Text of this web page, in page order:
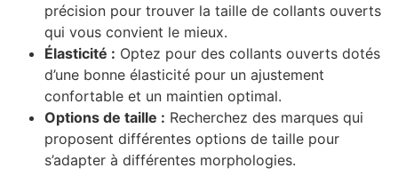
précision pour trouver la taille de collants ouverts
qui vous convient le mieux.
Élasticité : Optez pour des collants ouverts dotés
d’une bonne élasticité pour un ajustement
confortable et un maintien optimal.
Options de taille : Recherchez des marques qui
proposent différentes options de taille pour
s’adapter à différentes morphologies.